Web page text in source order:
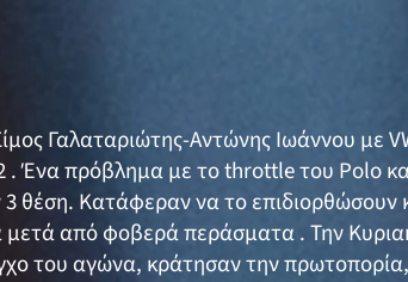
Γαλαταριώτης-Αντώνης Ιωάννου με
. Ένα πρόβλημα με το throttle του Polo
θέση. Κατάφεραν να το επιδιορθώσουν
μετά από φοβερά περάσματα . Την
του αγώνα, κράτησαν την